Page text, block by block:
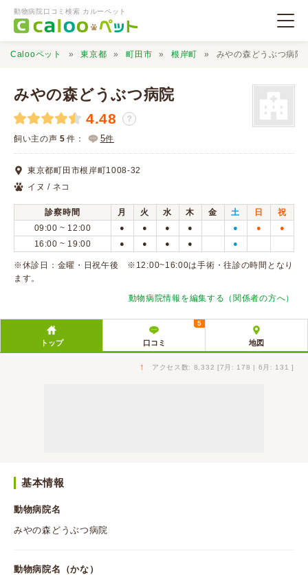
動物病院口コミ検索 カルーペット
動物病院検索
口コミ検索
Calooペットとは？
口コミ投稿
Calooペット 東京都 町田市 根岸町 みやの森どうぶつ病院
みやの森どうぶつ病院
4.48 ？
飼い主の声 5 件： 5件
東京都町田市根岸町1008-32
イヌ / ネコ
診察時間 月 火 水 木 金 土 日
祝
09:00 ~ 12:00
● ● ● ● ● ● ●
16:00 ~ 19:00 ● ● ● ● ●
※休診日：金曜・日祝午後 ※12:00~16:00は手術・往診の時間となり
ます。
動物病院情報を編集する（関係者の方へ）
トップ 口コミ
5
地図
↑ アクセス数: 8,332 [7月: 178 | 6月: 131 ]
基本情報
動物病院名
みやの森どうぶつ病院
動物病院名（かな）